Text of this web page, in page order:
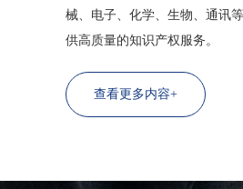
械、电子、化学、生物、通讯
供高质量的知识产权服务。
查看更多内容+